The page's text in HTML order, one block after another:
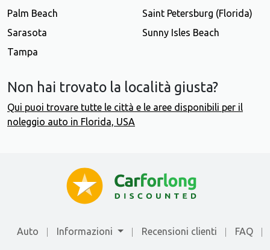
Palm Beach
Saint Petersburg (Florida)
Sarasota
Sunny Isles Beach
Tampa
Non hai trovato la località giusta?
Qui puoi trovare tutte le città e le aree disponibili per il
noleggio auto in Florida, USA
Auto Informazioni Recensioni clienti FAQ